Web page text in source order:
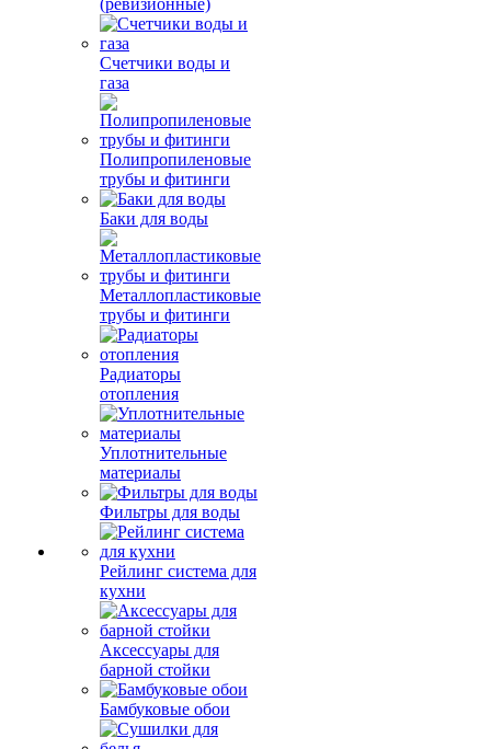
(ревизионные)
Счетчики воды и
газа
Полипропиленовые
трубы и фитинги
Баки для воды
Металлопластиковые
трубы и фитинги
Радиаторы
отопления
Уплотнительные
материалы
Фильтры для воды
Рейлинг система для
кухни
Аксессуары для
барной стойки
Бамбуковые обои